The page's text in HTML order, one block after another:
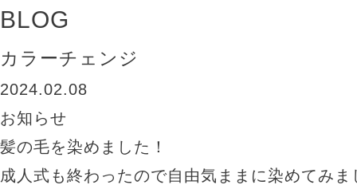
BLOG
カラーチェンジ
2024.02.08
お知らせ
髪の毛を染めました！
成人式も終わったので自由気ままに染めてみ